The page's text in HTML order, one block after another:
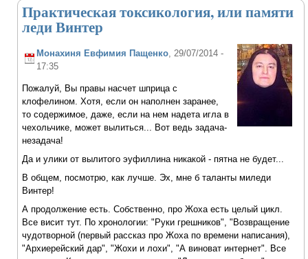
Практическая токсикология, или памяти
леди Винтер
Монахиня Евфимия Пащенко , 29/07/2014 -
17:35
Пожалуй, Вы правы насчет шприца с
клофелином. Хотя, если он наполнен заранее,
то содержимое, даже, если на нем надета игла в
чехольчике, может вылиться... Вот ведь задача-
незадача!
Да и улики от вылитого эуфиллина никакой - пятна не будет...
В общем, посмотрю, как лучше. Эх, мне б таланты миледи
Винтер!
А продолжение есть. Собственно, про Жоха есть целый цикл.
Все висит тут. По хронологии: "Руки грешников", "Возвращение
чудотворной (первый рассказ про Жоха по времени написания),
"Архиерейский дар", "Жохи и лохи", "А виноват интернет". Все